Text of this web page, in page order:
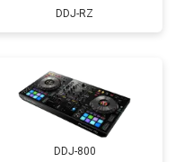
DDJ-RZ
DDJ-800